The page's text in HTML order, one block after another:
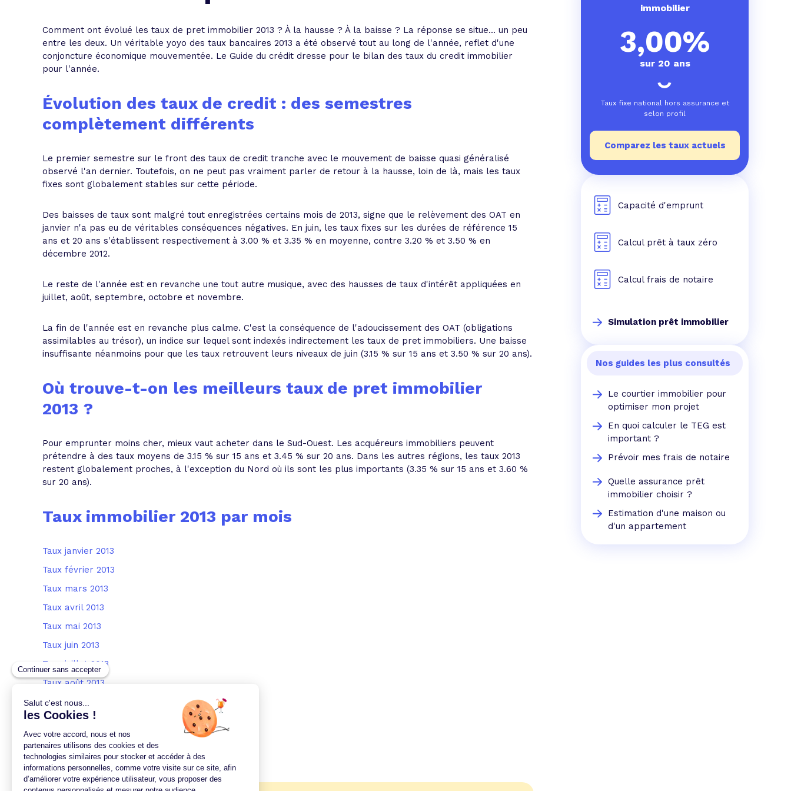
Tous les outils prêt immobilier
Trouvez votre prêt conso au meilleur taux !
Toutes les simulations de rachat de crédit
Bénéficiez de notre expertise en regroupement de crédits
Comment ont évolué les taux de pret immobilier 2013 ? À la hausse ? À la baisse ? La réponse se situe... un peu
entre les deux. Un véritable yoyo des taux bancaires 2013 a été observé tout au long de l'année, reflet d'une
conjoncture économique mouvementée. Le Guide du crédit dresse pour le bilan des taux du credit immobilier
pour l'année.
Évolution des taux de credit : des semestres
complètement différents
Le premier semestre sur le front des taux de credit tranche avec le mouvement de baisse quasi généralisé
observé l'an dernier. Toutefois, on ne peut pas vraiment parler de retour à la hausse, loin de là, mais les taux
fixes sont globalement stables sur cette période.
Des baisses de taux sont malgré tout enregistrées certains mois de 2013, signe que le relèvement des OAT en
janvier n'a pas eu de véritables conséquences négatives. En juin, les taux fixes sur les durées de référence 15
ans et 20 ans s'établissent respectivement à 3.00 % et 3.35 % en moyenne, contre 3.20 % et 3.50 % en
décembre 2012.
Le reste de l'année est en revanche une tout autre musique, avec des hausses de taux d'intérêt appliquées en
juillet, août, septembre, octobre et novembre.
La fin de l'année est en revanche plus calme. C'est la conséquence de l'adoucissement des OAT (obligations
assimilables au trésor), un indice sur lequel sont indexés indirectement les taux de pret immobiliers. Une baisse
insuffisante néanmoins pour que les taux retrouvent leurs niveaux de juin (3.15 % sur 15 ans et 3.50 % sur 20 ans).
Où trouve-t-on les meilleurs taux de pret immobilier
2013 ?
Pour emprunter moins cher, mieux vaut acheter dans le Sud-Ouest. Les acquéreurs immobiliers peuvent
prétendre à des taux moyens de 3.15 % sur 15 ans et 3.45 % sur 20 ans. Dans les autres régions, les taux 2013
restent globalement proches, à l'exception du Nord où ils sont les plus importants (3.35 % sur 15 ans et 3.60 %
sur 20 ans).
Taux immobilier 2013 par mois
Taux janvier 2013
Taux février 2013
Taux mars 2013
Taux avril 2013
Taux mai 2013
Taux juin 2013
Taux juillet 2013
Taux août 2013
Taux septembre 2013
Taux octobre 2013
Taux novembre 2013
Taux décembre 2013
immobilier
3,00%
sur 20 ans
Taux fixe national hors assurance et
selon profil
Comparez les taux actuels
Capacité d'emprunt
Calcul prêt à taux zéro
Calcul frais de notaire
Simulation prêt immobilier
Nos guides les plus consultés
Le courtier immobilier pour
optimiser mon projet
En quoi calculer le TEG est
important ?
Prévoir mes frais de notaire
Quelle assurance prêt
immobilier choisir ?
Estimation d'une maison ou
d'un appartement